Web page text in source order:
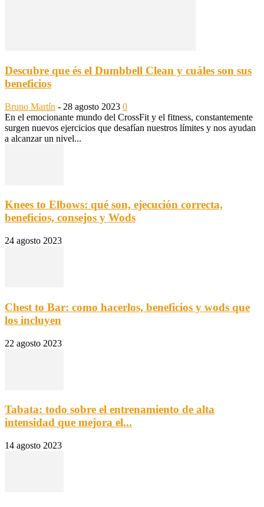
Descubre que és el Dumbbell Clean y cuáles son sus
beneficios
Bruno Martín - 28 agosto 2023 0
En el emocionante mundo del CrossFit y el fitness, constantemente
surgen nuevos ejercicios que desafían nuestros límites y nos ayudan
a alcanzar un nivel...
Knees to Elbows: qué son, ejecución correcta,
beneficios, consejos y Wods
24 agosto 2023
Chest to Bar: como hacerlos, beneficios y wods que
los incluyen
22 agosto 2023
Tabata: todo sobre el entrenamiento de alta
intensidad que mejora el...
14 agosto 2023